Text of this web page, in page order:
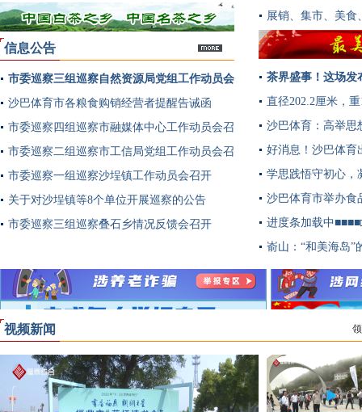
信息公告
多
市委巡察三组巡察自然资源局党组工作动员会
召开
沙巴体育市各粮食购销经营者提醒告诫函
市委巡察四组巡察市融媒体中心工作动员会召
开
市委巡察二组巡察市工信局党组工作动员会召
开
市委巡察一组巡察沙埕镇工作动员会召开
关于对沙埕镇等8个单位开展巡察的公告
市委巡察三组巡察叠石乡情况反馈会召开
展销、集市、美
茶界盛事！这场
直径202.2厘米，
沙巴体育：高举思
好消息！沙巴体育
学思践悟守初心
沙巴体育市举办食
进度条加载中
嵛山：“和美海岛”
视频新闻